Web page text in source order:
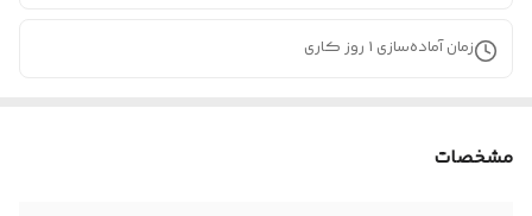
زمان آماده‌سازی 1 روز کاری
مشخصات